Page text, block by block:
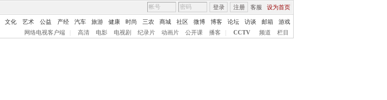
客服 设为首页
登录 注册
文化 艺术 公益 产经 汽车 旅游 健康 时尚 三农 商城 社区 微博 博客 论坛 访谈 邮箱
游戏
网络电视客户端 高清 电影 电视剧 纪录片 动画片 公开课 播客 CCTV 频道 栏目